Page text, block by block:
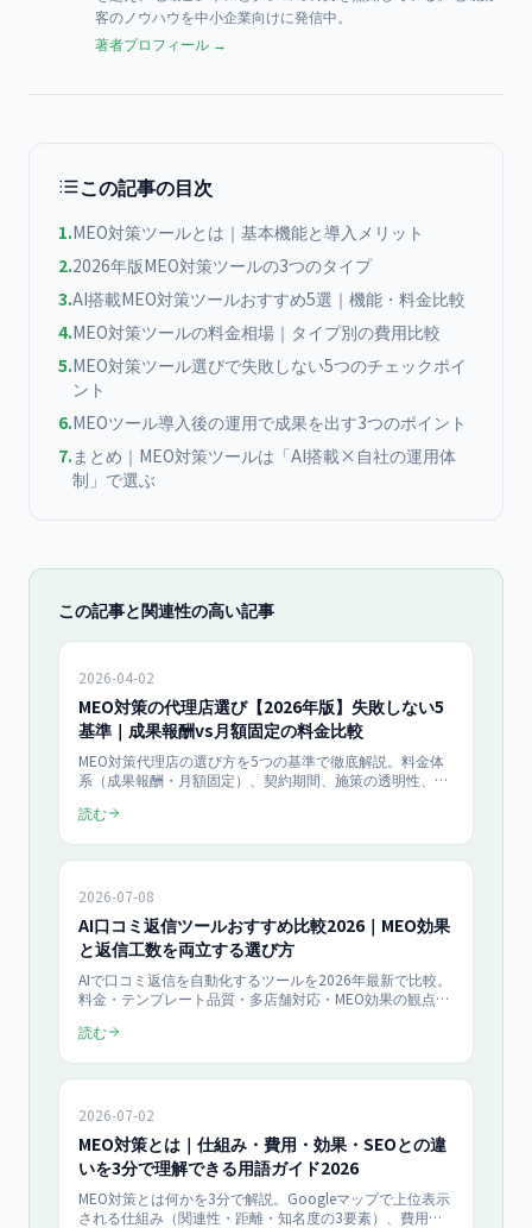
客のノウハウを中小企業向けに発信中。
著者プロフィール →
この記事の目次
1.MEO対策ツールとは｜基本機能と導入メリット
2.2026年版MEO対策ツールの3つのタイプ
3.AI搭載MEO対策ツールおすすめ5選｜機能・料金比較
4.MEO対策ツールの料金相場｜タイプ別の費用比較
5.MEO対策ツール選びで失敗しない5つのチェックポイ
ント
6.MEOツール導入後の運用で成果を出す3つのポイント
7.まとめ｜MEO対策ツールは「AI搭載×自社の運用体
制」で選ぶ
この記事と関連性の高い記事
2026-04-02
MEO対策の代理店選び【2026年版】失敗しない5
基準｜成果報酬vs月額固定の料金比較
MEO対策代理店の選び方を5つの基準で徹底解説。料金体
系（成果報酬・月額固定）、契約期間、施策の透明性、レ
ンダード49,800円〜の料金体系も公開。
読む
2026-07-08
AI口コミ返信ツールおすすめ比較2026｜MEO効果
と返信工数を両立する選び方
AIで口コミ返信を自動化するツールを2026年最新で比較。
料金・テンプレート品質・多店舗対応・MEO効果の観点で
スプロフィールの評価を高めたい事業者向けにまとめま
読む
2026-07-02
MEO対策とは｜仕組み・費用・効果・SEOとの違
いを3分で理解できる用語ガイド2026
MEO対策とは何かを3分で解説。Googleマップで上位表示
される仕組み（関連性・距離・知名度の3要素）、費用相